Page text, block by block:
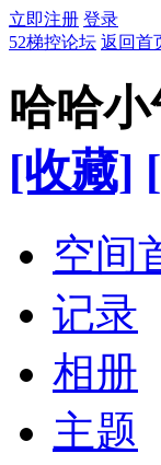
立即注册 登录
52梯控论坛 返回首
哈哈
[收藏]
空间
记录
相册
主题